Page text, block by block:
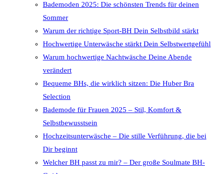
Bademoden 2025: Die schönsten Trends für deinen
Sommer
Warum der richtige Sport-BH Dein Selbstbild stärkt
Hochwertige Unterwäsche stärkt Dein Selbstwertgefühl
Warum hochwertige Nachtwäsche Deine Abende
verändert
Bequeme BHs, die wirklich sitzen: Die Huber Bra
Selection
Bademode für Frauen 2025 – Stil, Komfort &
Selbstbewusstsein
Hochzeitsunterwäsche – Die stille Verführung, die bei
Dir beginnt
Welcher BH passt zu mir? – Der große Soulmate BH-